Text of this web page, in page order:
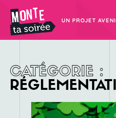
UN PROJET
CATÉGORIE :